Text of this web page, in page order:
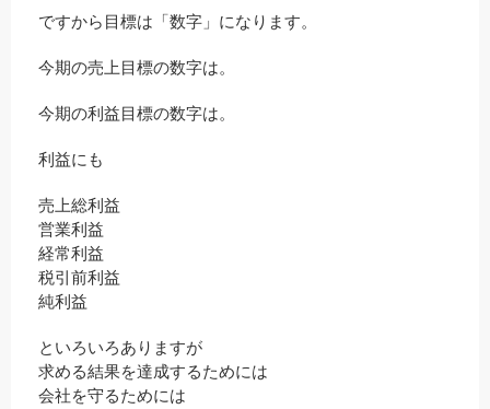
ですから目標は「数字」になります。
今期の売上目標の数字は。
今期の利益目標の数字は。
利益にも
売上総利益
営業利益
経常利益
税引前利益
純利益
といろいろありますが
求める結果を達成するためには
会社を守るためには